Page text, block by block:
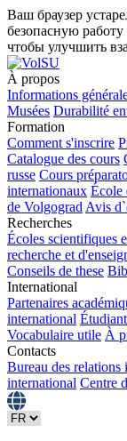
Ваш браузер
безопасную
чтобы улучшить
À propos
Informations
Musées Durabilité
Formation
Comment s'inscrire
Catalogue des cours
russe Cours
internationaux École
de Volgograd Avis
Recherches
Écoles scientifiques
recherche et
Conseils de these
International
Partenaires
international
Vocabulaire utile À
Contacts
Bureau des relations
international Centre